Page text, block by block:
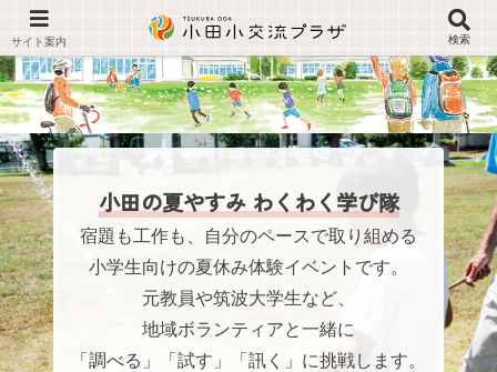
小田の夏やすみ わくわく学び隊
宿題も工作も、自分のペースで取り組める
小学生向けの夏休み体験イベントです。
元教員や筑波大学生など、
地域ボランティアと一緒に
「調べる」「試す」「訊く」に挑戦します。
検索